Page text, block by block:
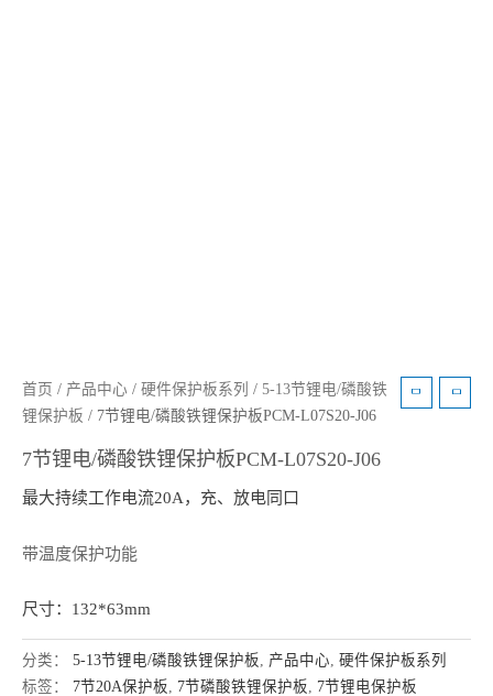
首页 / 产品中心 / 硬件保护板系列 / 5-13节锂电/磷酸铁
锂保护板 / 7节锂电/磷酸铁锂保护板PCM-L07S20-J06
7节锂电/磷酸铁锂保护板PCM-L07S20-J06
最大持续工作电流20A，充、放电同口
带温度保护功能
尺寸：132*63mm
分类： 5-13节锂电/磷酸铁锂保护板 产品中心 硬件保护板系列
标签： 7节20A保护板 7节磷酸铁锂保护板 7节锂电保护板